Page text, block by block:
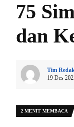
75
dan
Tim
19 Des
2 MENIT MEMBACA